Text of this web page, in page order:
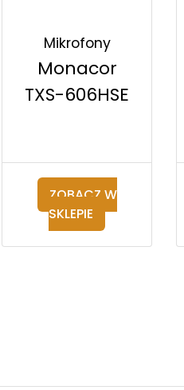
Mikrofony
Monacor
TXS-606HSE
ZOBACZ W
SKLEPIE